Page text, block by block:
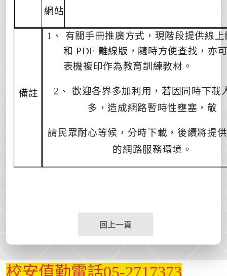
網站
備註
1 、 有關手冊推廣方式，現階段提供線
和PDF 離線版，隨時方便查找，亦
表機複印作為教育訓練教材。
2 、 歡迎各界多加利用，若因同時下載
多，造成網路暫時性壅塞，敬
請民眾耐心等候，分時下載，後續將提
的網路服務環境。
回上一頁
校安值勤電話05-2717373